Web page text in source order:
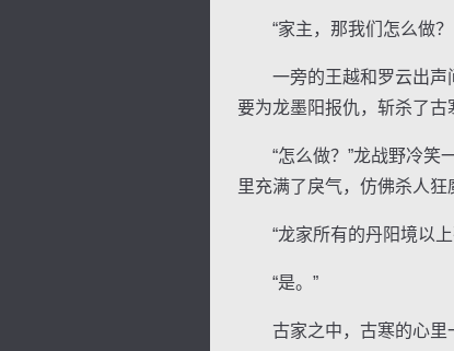
“家主，那我们怎么做？
一旁的王越和罗云出声问
要为龙墨阳报仇，斩杀了古
“怎么做？”龙战野冷笑一
里充满了戾气，仿佛杀人狂
“龙家所有的丹阳境以上
“是。”
古家之中，古寒的心里一